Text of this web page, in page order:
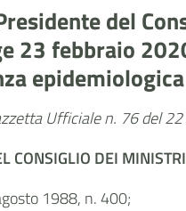
del
23 febbraio
Ufficiale n. 76 del
CONSIGLIO DEI MINISTRI
1988, n. 400;